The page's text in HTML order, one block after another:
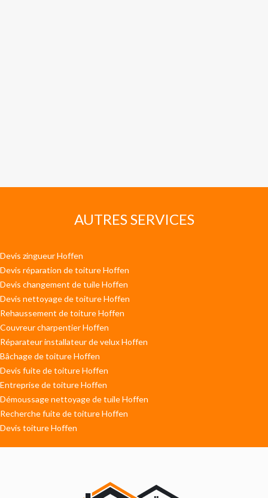
AUTRES SERVICES
Devis zingueur Hoffen
Devis réparation de toiture Hoffen
Devis changement de tuile Hoffen
Devis nettoyage de toiture Hoffen
Rehaussement de toiture Hoffen
Couvreur charpentier Hoffen
Réparateur installateur de velux Hoffen
Bâchage de toiture Hoffen
Devis fuite de toiture Hoffen
Entreprise de toiture Hoffen
Démoussage nettoyage de tuile Hoffen
Recherche fuite de toiture Hoffen
Devis toiture Hoffen